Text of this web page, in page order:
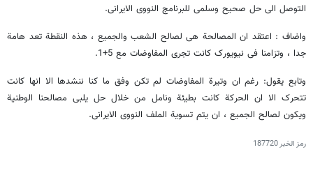
التوصل الی حل صحیح وسلمی للبرنامج النووی الایرانی.
واضاف : اعتقد ان المصالحة هی لصالح الشعب والجمیع ، هذه النقطة تعد هامة
جدا ، وتزامنا فی نیویورک کانت تجری المفاوضات مع 5+1.
وتابع یقول: رغم ان وتیرة المفاوضات لم تکن وفق ما کنا ننشدها الا انها کانت
تتحرک الا ان الحرکة کانت بطیئة ونامل من خلال حل یلبی مصالحنا الوطنیة
ویکون لصالح الجمیع ، ان یتم تسویة الملف النووی الایرانی.
رمز الخبر187720